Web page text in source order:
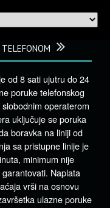
od 8 sati ujutru do 24
poruke telefonskog
operaterom
uključuje se poruka
boravka na liniji od
sa pristupne linije je
minimum nije
Naplata
vrši na osnovu
ulazne poruke